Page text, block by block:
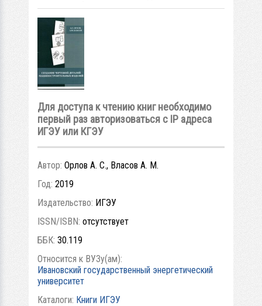
Для доступа к чтению книг необходимо
первый раз авторизоваться с IP адреса
ИГЭУ или КГЭУ
Автор: Орлов А. С., Власов А. М.
Год: 2019
Издательство: ИГЭУ
ISSN/ISBN: отсутствует
ББК: 30.119
Относится к ВУЗу(ам):
Ивановский государственный энергетический
университет
Каталоги: Книги ИГЭУ